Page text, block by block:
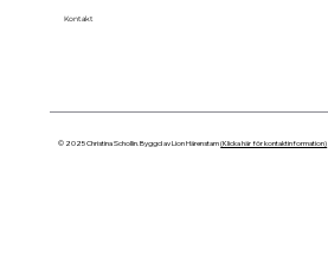
Kontakt
© 2025 Christina Schollin. Byggd av Lion Härenstam(Klicka här för kontaktinformation)